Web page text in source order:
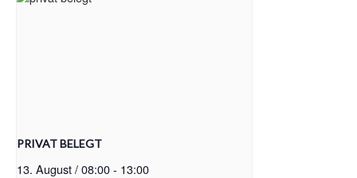
PRIVAT BELEGT
13. August / 08:00- 13:00